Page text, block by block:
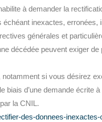
à demander la
échéant inexactes, erronées,
générales et
décédée peuvent exiger
si vous désirez
biais d’une demande écrite
la CNIL.
des-donnees-